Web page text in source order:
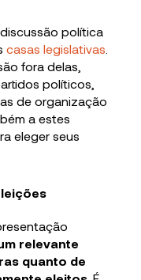
política
casas legislativas
fora delas,
políticos,
de organização
a estes
eleger seus
relevante
quanto de